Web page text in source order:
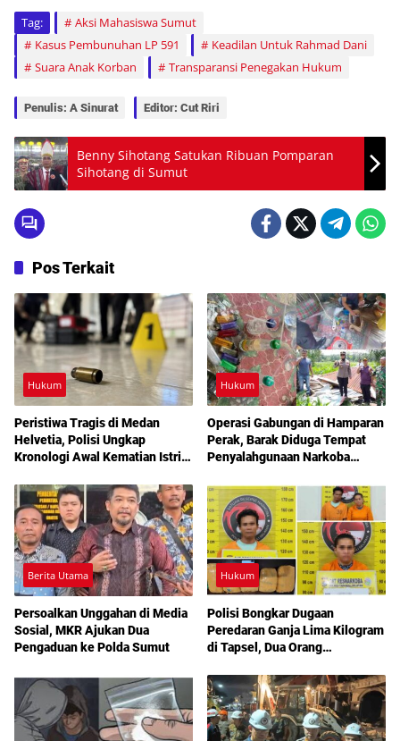
Tag:
Aksi Mahasiswa Sumut
Kasus Pembunuhan LP 591
Keadilan Untuk Rahmad Dani
Suara Anak Korban
Transparansi Penegakan Hukum
Penulis: A Sinurat Editor: Cut Riri
Benny Sihotang Satukan Ribuan Pomparan
Sihotang di Sumut
Pos Terkait
Hukum
Peristiwa Tragis di Medan
Helvetia, Polisi Ungkap
Kronologi Awal Kematian Istri
Hukum
Operasi Gabungan di Hamparan
Perak, Barak Diduga Tempat
Penyalahgunaan Narkoba
Berita Utama
Persoalkan Unggahan di Media
Sosial, MKR Ajukan Dua
Pengaduan ke Polda Sumut
Hukum
Polisi Bongkar Dugaan
Peredaran Ganja Lima Kilogram
di Tapsel, Dua Orang